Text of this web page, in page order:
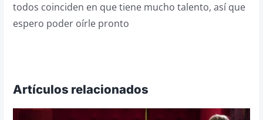
todos coinciden en que tiene mucho talento, así que
espero poder oírle pronto
Artículos relacionados